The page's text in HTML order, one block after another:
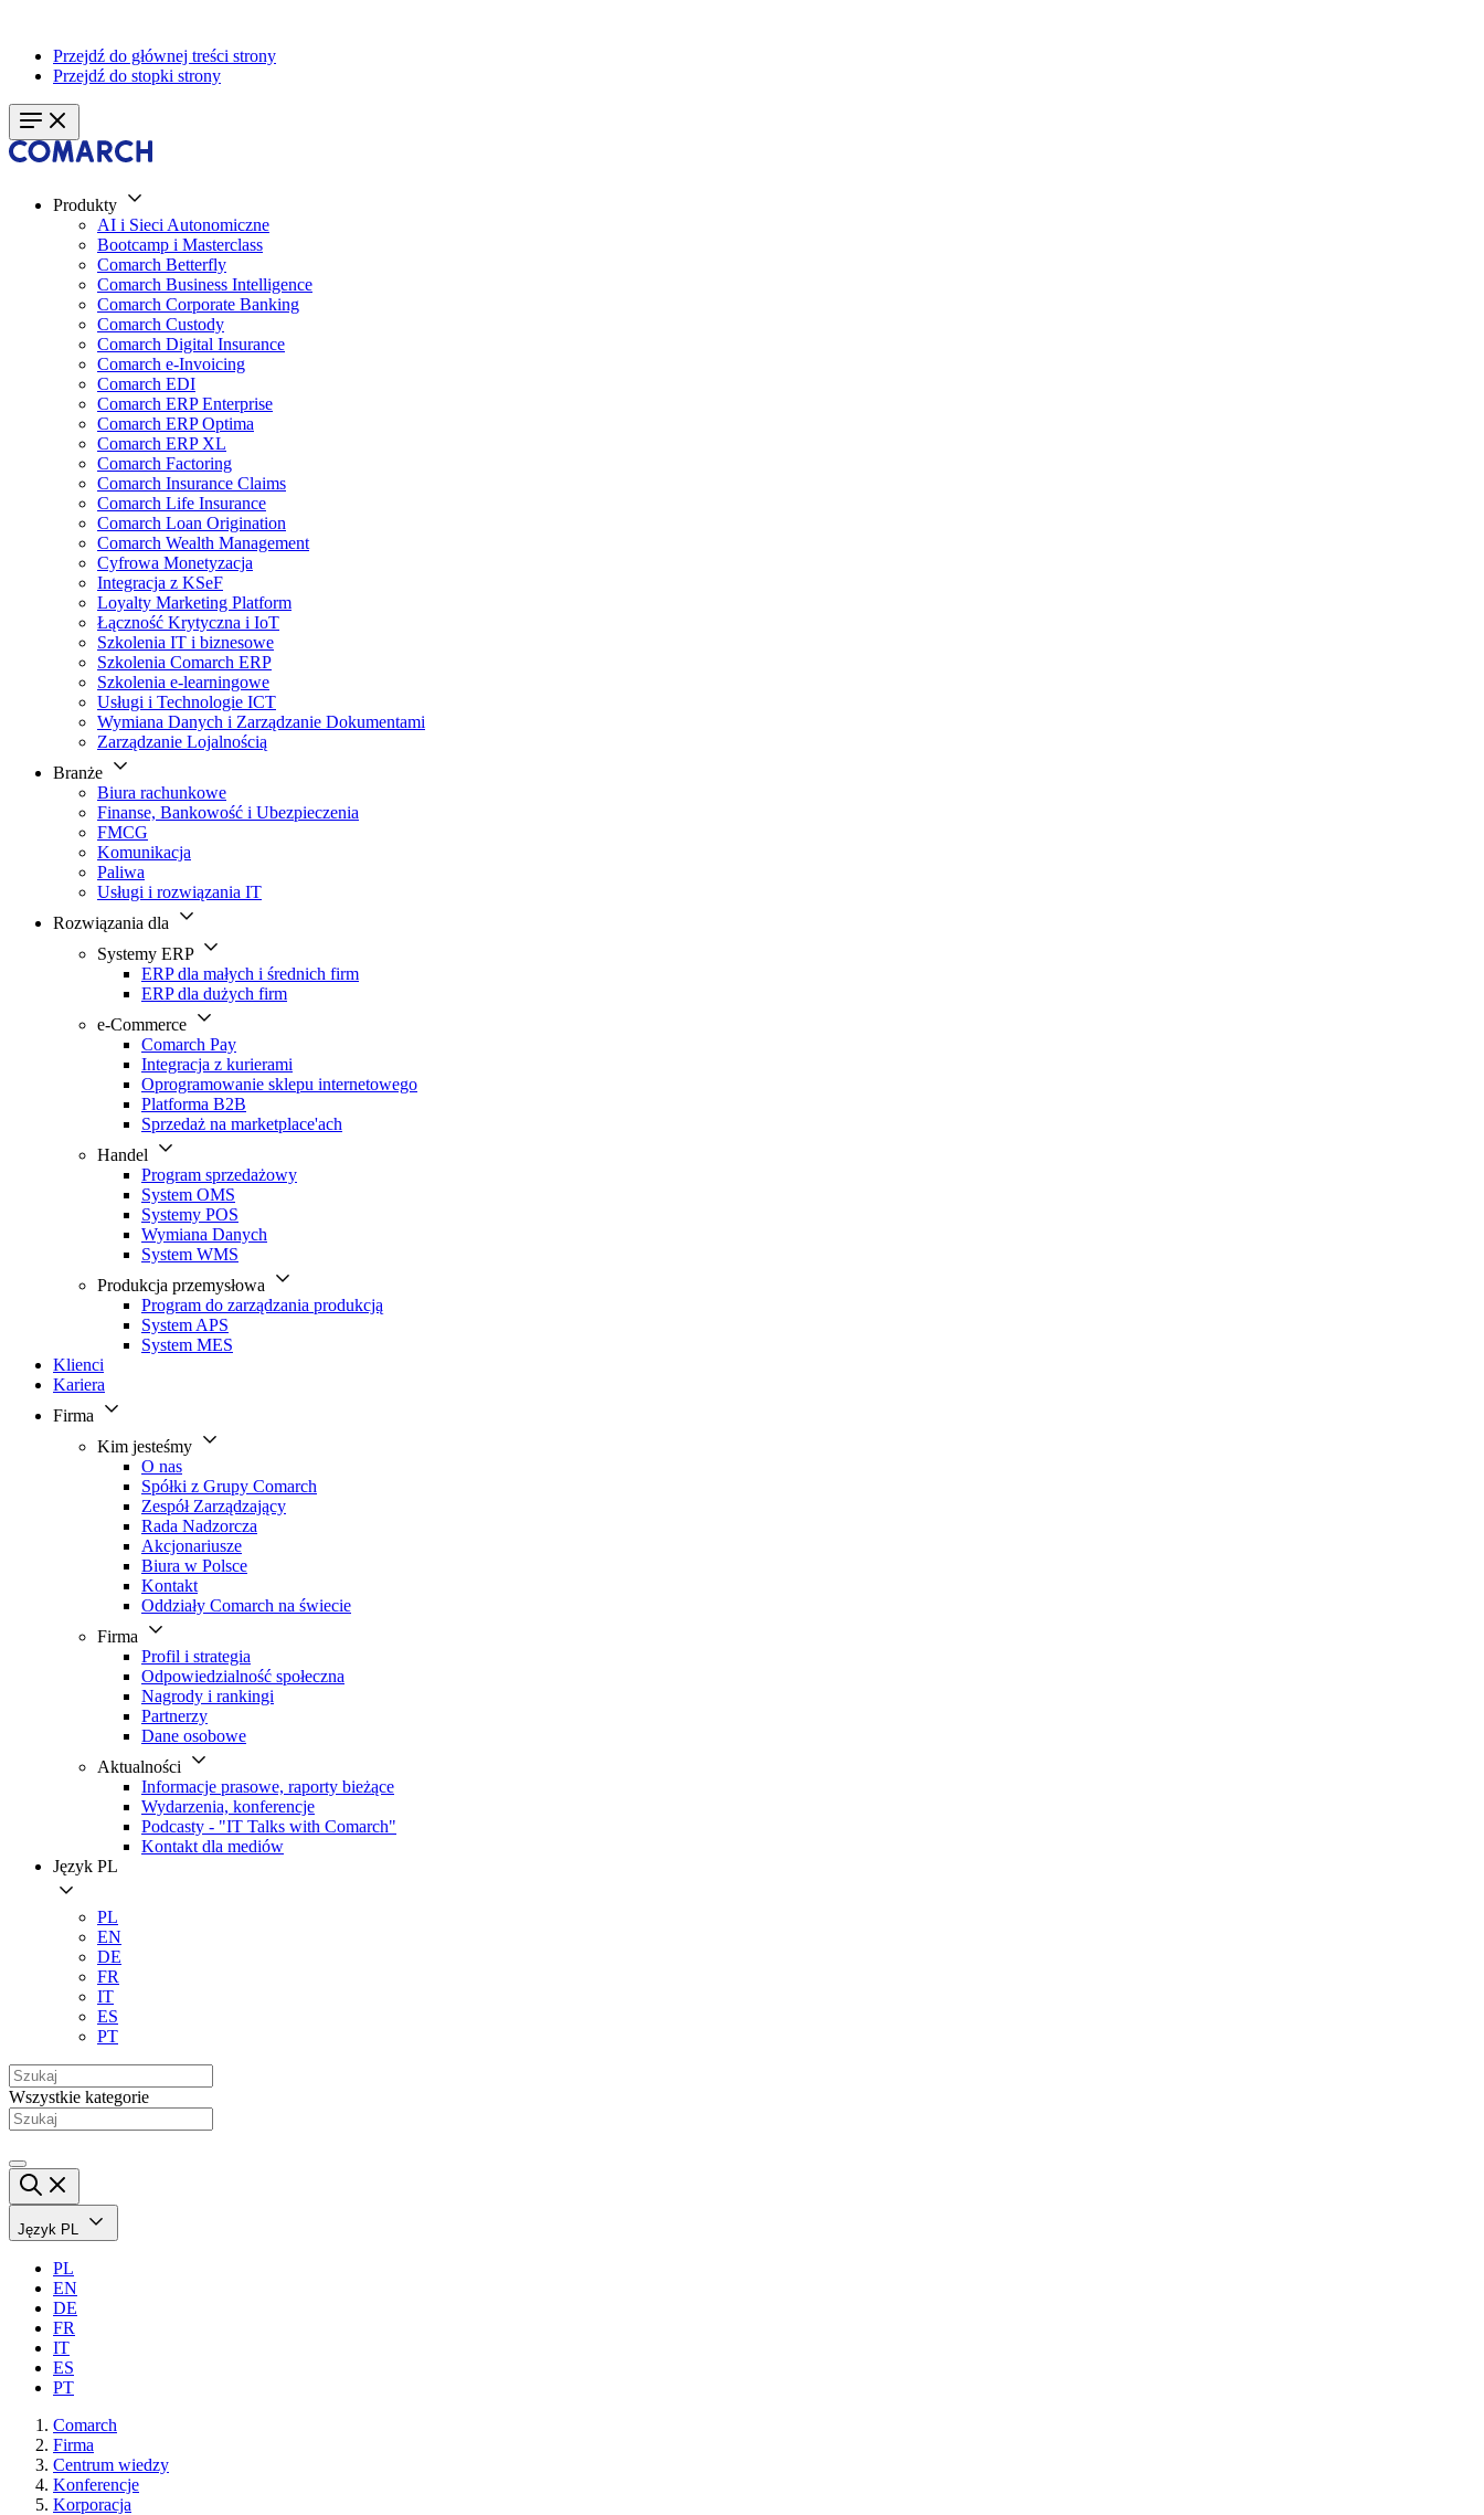
Przejdź do głównej treści strony
Przejdź do stopki strony
Produkty
AI i Sieci Autonomiczne
Bootcamp i Masterclass
Comarch Betterfly
Comarch Business Intelligence
Comarch Corporate Banking
Comarch Custody
Comarch Digital Insurance
Comarch e-Invoicing
Comarch EDI
Comarch ERP Enterprise
Comarch ERP Optima
Comarch ERP XL
Comarch Factoring
Comarch Insurance Claims
Comarch Life Insurance
Comarch Loan Origination
Comarch Wealth Management
Cyfrowa Monetyzacja
Integracja z KSeF
Loyalty Marketing Platform
Łączność Krytyczna i IoT
Szkolenia IT i biznesowe
Szkolenia Comarch ERP
Szkolenia e-learningowe
Usługi i Technologie ICT
Wymiana Danych i Zarządzanie Dokumentami
Zarządzanie Lojalnością
Branże
Biura rachunkowe
Finanse, Bankowość i Ubezpieczenia
FMCG
Komunikacja
Paliwa
Usługi i rozwiązania IT
Rozwiązania dla
Systemy ERP
ERP dla małych i średnich firm
ERP dla dużych firm
e-Commerce
Comarch Pay
Integracja z kurierami
Oprogramowanie sklepu internetowego
Platforma B2B
Sprzedaż na marketplace'ach
Handel
Program sprzedażowy
System OMS
Systemy POS
Wymiana Danych
System WMS
Produkcja przemysłowa
Program do zarządzania produkcją
System APS
System MES
Klienci
Kariera
Firma
Kim jesteśmy
O nas
Spółki z Grupy Comarch
Zespół Zarządzający
Rada Nadzorcza
Akcjonariusze
Biura w Polsce
Kontakt
Oddziały Comarch na świecie
Firma
Profil i strategia
Odpowiedzialność społeczna
Nagrody i rankingi
Partnerzy
Dane osobowe
Aktualności
Informacje prasowe, raporty bieżące
Wydarzenia, konferencje
Podcasty - "IT Talks with Comarch"
Kontakt dla mediów
Język PL
PL
EN
DE
FR
IT
ES
PT
Wszystkie kategorie
Język PL
PL
EN
DE
FR
IT
ES
PT
Comarch
Firma
Centrum wiedzy
Konferencje
Korporacja